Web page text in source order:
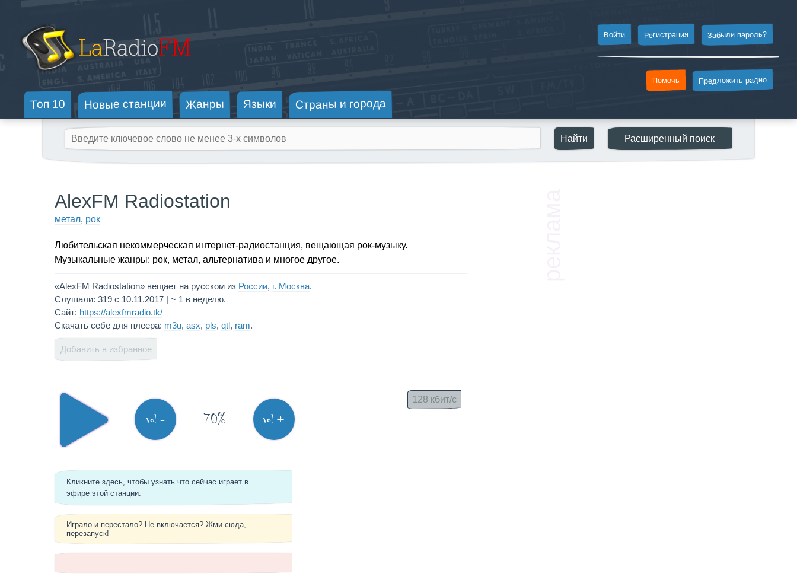
Забыли пароль?
Регистрация
Войти
Предложить радио
Помочь
Топ 10 Новые станции Жанры Языки Страны и города
AlexFM Radiostation
метал, рок
Любительская некоммерческая интернет-радиостанция, вещающая рок-музыку.
Музыкальные жанры: рок, метал, альтернатива и многое другое.
«AlexFM Radiostation» вещает на русском из России, г. Москва.
Слушали: 319 с 10.11.2017 | ~ 1 в неделю.
Сайт: https://alexfmradio.tk/
Скачать себе для плеера: m3u, asx, pls, qtl, ram.
Добавить в избранное
vol - 70% vol +
128 кбит/с
Кликните здесь, чтобы узнать что сейчас играет в
эфире этой станции.
Играло и перестало? Не включается? Жми сюда,
перезапуск!